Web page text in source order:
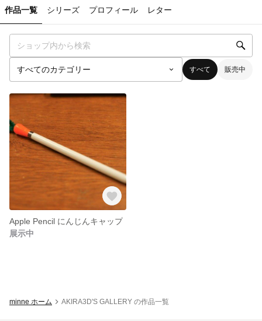
作品一覧 シリーズ プロフィール レター
すべて 販売中
Apple Pencil にんじんキャップ
展示中
minne ホーム AKIRA3D'S GALLERY の作品一覧